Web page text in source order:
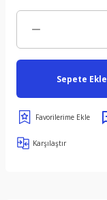
Sepete Ekle
Karşılaştır